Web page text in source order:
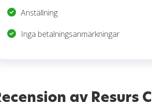
Anställning
Inga betalningsanmärkningar
av Resurs